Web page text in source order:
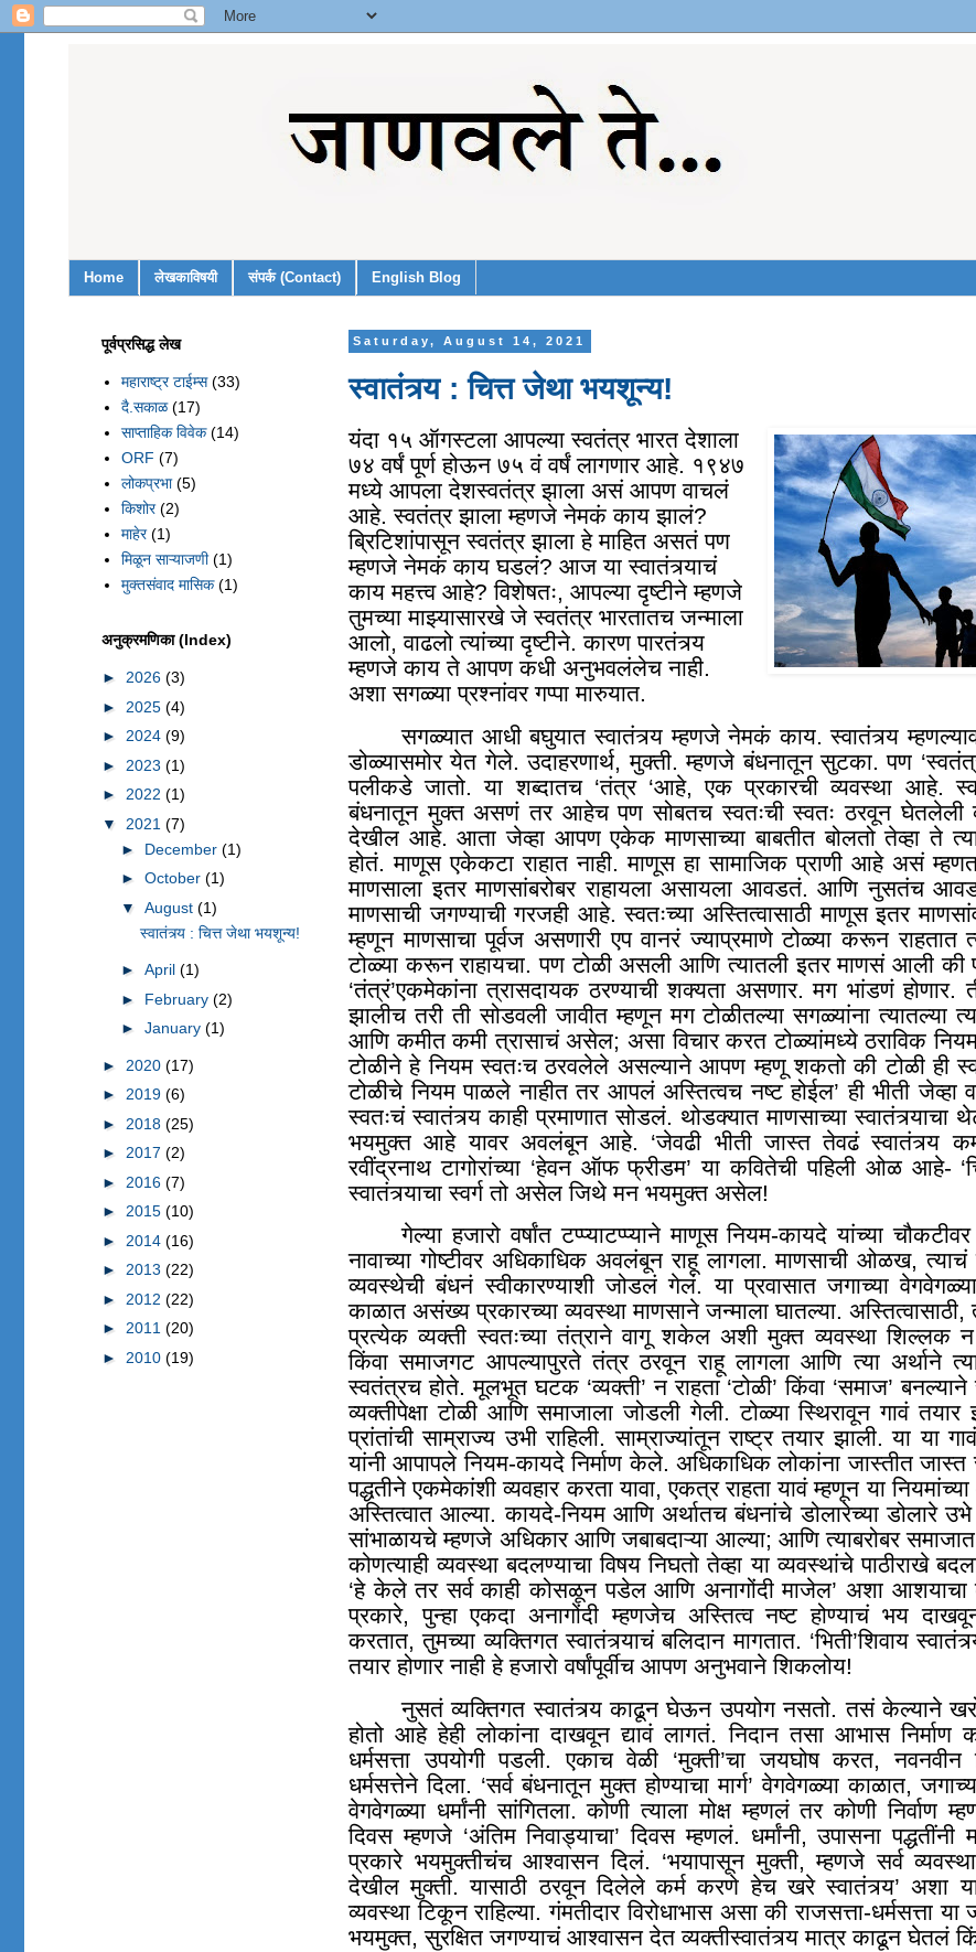
Home लेखकाविषयी संपर्क (Contact) English Blog
Saturday, August 14, 2021
स्वातंत्र्य : चित्त जेथा भयशून्य!
यंदा १५ ऑगस्टला आपल्या स्वतंत्र भारत देशाला
७४ वर्षं पूर्ण होऊन ७५ वं वर्षं लागणार आहे. १९४७
मध्ये आपला देशस्वतंत्र झाला असं आपण वाचलं
आहे. स्वतंत्र झाला म्हणजे नेमकं काय झालं?
ब्रिटिशांपासून स्वतंत्र झाला हे माहित असतं पण
म्हणजे नेमकं काय घडलं? आज या स्वातंत्र्याचं
काय महत्त्व आहे? विशेषतः, आपल्या दृष्टीने म्हणजे
तुमच्या माझ्यासारखे जे स्वतंत्र भारतातच जन्माला
आलो, वाढलो त्यांच्या दृष्टीने. कारण पारतंत्र्य
म्हणजे काय ते आपण कधी अनुभवलंलेच नाही.
अशा सगळ्या प्रश्नांवर गप्पा मारुयात.
सगळ्यात आधी बघुयात स्वातंत्र्य म्हणजे नेमकं काय. स्वातंत्र्य
डोळ्यासमोर येत गेले. उदाहरणार्थ, मुक्ती. म्हणजे बंधनातून सुटका. पण
पलीकडे जातो. या शब्दातच ‘तंत्र ‘आहे, एक प्रकारची व्यवस्था आहे.
बंधनातून मुक्त असणं तर आहेच पण सोबतच स्वतःची स्वतः ठरवून घेतलेली
देखील आहे. आता जेव्हा आपण एकेक माणसाच्या बाबतीत बोलतो तेव्हा ते त्या
होतं. माणूस एकेकटा राहात नाही. माणूस हा सामाजिक प्राणी आहे असं
माणसाला इतर माणसांबरोबर राहायला असायला आवडतं. आणि नुसतंच
माणसाची जगण्याची गरजही आहे. स्वतःच्या अस्तित्वासाठी माणूस इतर
म्हणून माणसाचा पूर्वज असणारी एप वानरं ज्याप्रमाणे टोळ्या करून राहतात
टोळ्या करून राहायचा. पण टोळी असली आणि त्यातली इतर माणसं आली की
‘तंत्रं’एकमेकांना त्रासदायक ठरण्याची शक्यता असणार. मग भांडणं होणार.
झालीच तरी ती सोडवली जावीत म्हणून मग टोळीतल्या सगळ्यांना त्यातल्या
आणि कमीत कमी त्रासाचं असेल; असा विचार करत टोळ्यांमध्ये ठराविक
टोळीने हे नियम स्वतःच ठरवलेले असल्याने आपण म्हणू शकतो की टोळी ही
टोळीचे नियम पाळले नाहीत तर आपलं अस्तित्वच नष्ट होईल’ ही भीती जेव्हा
स्वतःचं स्वातंत्र्य काही प्रमाणात सोडलं. थोडक्यात माणसाच्या स्वातंत्र्याचा
भयमुक्त आहे यावर अवलंबून आहे. ‘जेवढी भीती जास्त तेवढं स्वातंत्र्य
रवींद्रनाथ टागोरांच्या ‘हेवन ऑफ फ्रीडम’ या कवितेची पहिली ओळ आहे-
स्वातंत्र्याचा स्वर्ग तो असेल जिथे मन भयमुक्त असेल!
गेल्या हजारो वर्षांत टप्प्याटप्प्याने माणूस नियम-कायदे यांच्या
नावाच्या गोष्टीवर अधिकाधिक अवलंबून राहू लागला. माणसाची ओळख,
व्यवस्थेची बंधनं स्वीकारण्याशी जोडलं गेलं. या प्रवासात जगाच्या
काळात असंख्य प्रकारच्या व्यवस्था माणसाने जन्माला घातल्या. अस्तित्वासाठी,
प्रत्येक व्यक्ती स्वतःच्या तंत्राने वागू शकेल अशी मुक्त व्यवस्था शिल्लक न
किंवा समाजगट आपल्यापुरते तंत्र ठरवून राहू लागला आणि त्या अर्थाने
स्वतंत्रच होते. मूलभूत घटक ‘व्यक्ती’ न राहता ‘टोळी’ किंवा ‘समाज’ बनल्याने
व्यक्तीपेक्षा टोळी आणि समाजाला जोडली गेली. टोळ्या स्थिरावून गावं तयार
प्रांतांची साम्राज्य उभी राहिली. साम्राज्यांतून राष्ट्र तयार झाली. या या
यांनी आपापले नियम-कायदे निर्माण केले. अधिकाधिक लोकांना जास्तीत जास्त
पद्धतीने एकमेकांशी व्यवहार करता यावा, एकत्र राहता यावं म्हणून या
अस्तित्वात आल्या. कायदे-नियम आणि अर्थातच बंधनांचे डोलारेच्या डोलारे उभे
सांभाळायचे म्हणजे अधिकार आणि जबाबदाऱ्या आल्या; आणि त्याबरोबर
कोणत्याही व्यवस्था बदलण्याचा विषय निघतो तेव्हा या व्यवस्थांचे पाठीराखे
‘हे केले तर सर्व काही कोसळून पडेल आणि अनागोंदी माजेल’ अशा आशयाचा
प्रकारे, पुन्हा एकदा अनागोंदी म्हणजेच अस्तित्व नष्ट होण्याचं भय
करतात, तुमच्या व्यक्तिगत स्वातंत्र्याचं बलिदान मागतात. ‘भिती’शिवाय
तयार होणार नाही हे हजारो वर्षांपूर्वीच आपण अनुभवाने शिकलोय!
नुसतं व्यक्तिगत स्वातंत्र्य काढून घेऊन उपयोग नसतो. तसं केल्याने
होतो आहे हेही लोकांना दाखवून द्यावं लागतं. निदान तसा आभास निर्माण
धर्मसत्ता उपयोगी पडली. एकाच वेळी ‘मुक्ती’चा जयघोष करत, नवनवीन
धर्मसत्तेने दिला. ‘सर्व बंधनातून मुक्त होण्याचा मार्ग’ वेगवेगळ्या काळात,
वेगवेगळ्या धर्मांनी सांगितला. कोणी त्याला मोक्ष म्हणलं तर कोणी निर्वाण
दिवस म्हणजे ‘अंतिम निवाड्याचा’ दिवस म्हणलं. धर्मांनी, उपासना पद्धतींनी
प्रकारे भयमुक्तीचंच आश्वासन दिलं. ‘भयापासून मुक्ती, म्हणजे सर्व व्यवस्था
देखील मुक्ती. यासाठी ठरवून दिलेले कर्म करणे हेच खरे स्वातंत्र्य’ अशा या
व्यवस्था टिकून राहिल्या. गंमतीदार विरोधाभास असा की राजसत्ता-धर्मसत्ता या
भयमुक्त, सुरक्षित जगण्याचं आश्वासन देत व्यक्तीस्वातंत्र्य मात्र काढून घेतलं
पूर्वप्रसिद्ध लेख
महाराष्ट्र टाईम्स (33)
दै.सकाळ (17)
साप्ताहिक विवेक (14)
ORF (7)
लोकप्रभा (5)
किशोर (2)
माहेर (1)
मिळून साऱ्याजणी (1)
मुक्तसंवाद मासिक (1)
अनुक्रमणिका (Index)
► 2026 (3)
► 2025 (4)
► 2024 (9)
► 2023 (1)
► 2022 (1)
▼ 2021 (7)
► December (1)
► October (1)
▼ August (1)
स्वातंत्र्य : चित्त जेथा भयशून्य!
► April (1)
► February (2)
► January (1)
► 2020 (17)
► 2019 (6)
► 2018 (25)
► 2017 (2)
► 2016 (7)
► 2015 (10)
► 2014 (16)
► 2013 (22)
► 2012 (22)
► 2011 (20)
► 2010 (19)